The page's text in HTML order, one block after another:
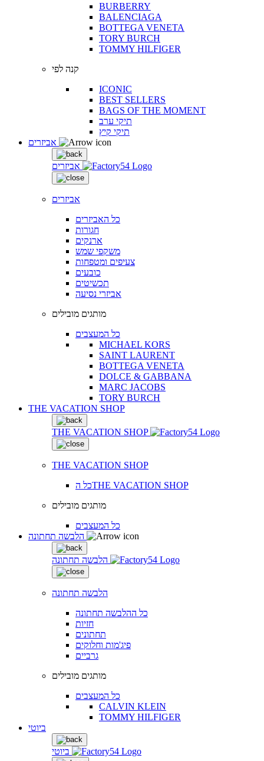
BURBERRY
BALENCIAGA
BOTTEGA VENETA
TORY BURCH
TOMMY HILFIGER
קנה לפי
ICONIC
BEST SELLERS
BAGS OF THE MOMENT
תיקי ערב
תיקי קיץ
אביזרים
אביזרים
כל האביזרים
חגורות
ארנקים
משקפי שמש
צעיפים ומטפחות
כובעים
תכשיטים
אביזרי נסיעה
מותגים מובילים
כל המעצבים
MICHAEL KORS
SAINT LAURENT
BOTTEGA VENETA
DOLCE & GABBANA
MARC JACOBS
TORY BURCH
THE VACATION SHOP
THE VACATION SHOP
THE VACATION SHOP
כל הTHE VACATION SHOP
מותגים מובילים
כל המעצבים
הלבשה תחתונה
הלבשה תחתונה
כל ההלבשה תחתונה
חזיות
תחתונים
פיג'מות וחלוקים
גרביים
מותגים מובילים
כל המעצבים
CALVIN KLEIN
TOMMY HILFIGER
ביוטי
ביוטי